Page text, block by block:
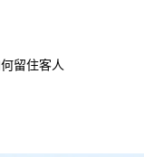
留住客人